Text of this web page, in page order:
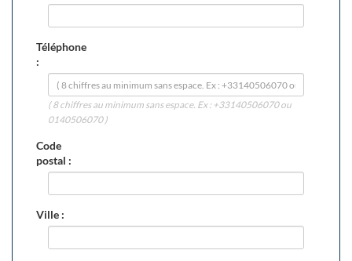
Téléphone
:
( 8 chiffres au minimum sans espace. Ex : +33140506070 ou
0140506070 )
Code
postal :
Ville :